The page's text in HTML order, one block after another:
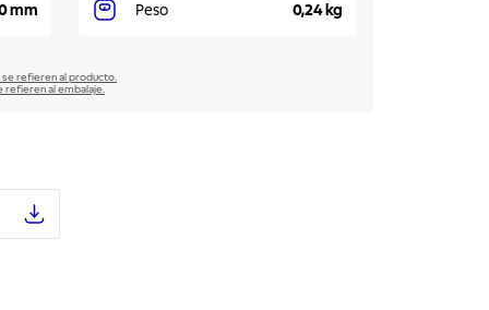
mm Peso 0,24 kg
refieren al producto.
refieren al embalaje.